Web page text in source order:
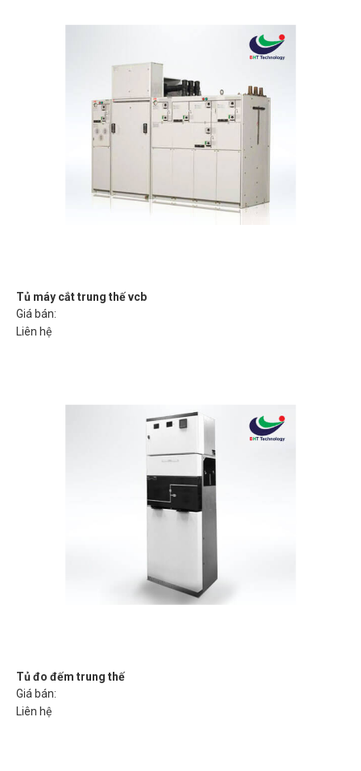
Tủ máy cắt trung thế vcb
Giá bán:
Liên hệ
Tủ đo đếm trung thế
Giá bán:
Liên hệ